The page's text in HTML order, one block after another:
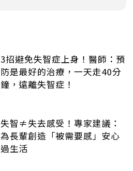
3招避免失智症上身！醫師：預
防是最好的治療，一天走40分
鐘，遠離失智症！
失智≠失去感受！專家建議：
為長輩創造「被需要感」安心
過生活